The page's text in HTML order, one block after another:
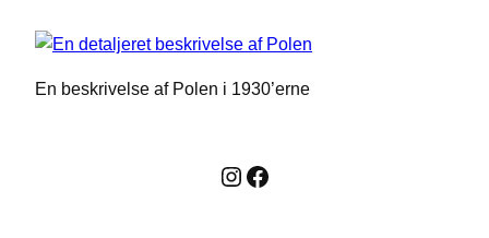
En beskrivelse af Polen i 1930’erne
Instagram
Facebook